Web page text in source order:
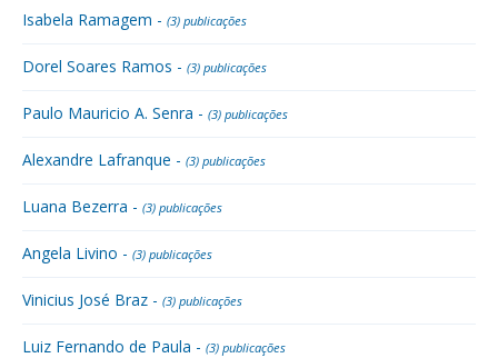
Isabela Ramagem - (3) publicações
Dorel Soares Ramos - (3) publicações
Paulo Mauricio A. Senra - (3) publicações
Alexandre Lafranque - (3) publicações
Luana Bezerra - (3) publicações
Angela Livino - (3) publicações
Vinicius José Braz - (3) publicações
Luiz Fernando de Paula - (3) publicações